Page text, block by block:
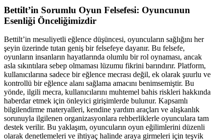
Bettilt’in Sorumlu Oyun Felsefesi: Oyuncunun
Esenliği Önceliğimizdir
Bettilt’in mesuliyetli eğlence düşüncesi, oyuncuların sağlığını her
şeyin üzerinde tutan geniş bir felsefeye dayanır. Bu felsefe,
oyunların insanların hayatlarında olumlu bir rol oynaması, ancak
asla sıkıntılara sebep olmaması lüzumu fikrini barındırır. Platform,
kullanıcılarına sadece bir eğlence mecrası değil, ek olarak şuurlu ve
kontrollü bir eğlence alanı sağlama amacını benimsemiştir. Bu
yönde, ilgili mecra, kullanıcılarını muhtemel bahis riskleri hakkında
haberdar etmek için önleyici girişimlerde bulunur. Kapsamlı
bilgilendirme materyalleri, kendine yardım araçları ve alışkanlık
sorunuyla ilgilenen organizasyonlara rehberliklerle oyunculara tam
destek verilir. Bu yaklaşım, oyuncuların oyun eğilimlerini düzenli
olarak denetlemeleri ve ihtiyaç halinde araya girmeleri için teşvik